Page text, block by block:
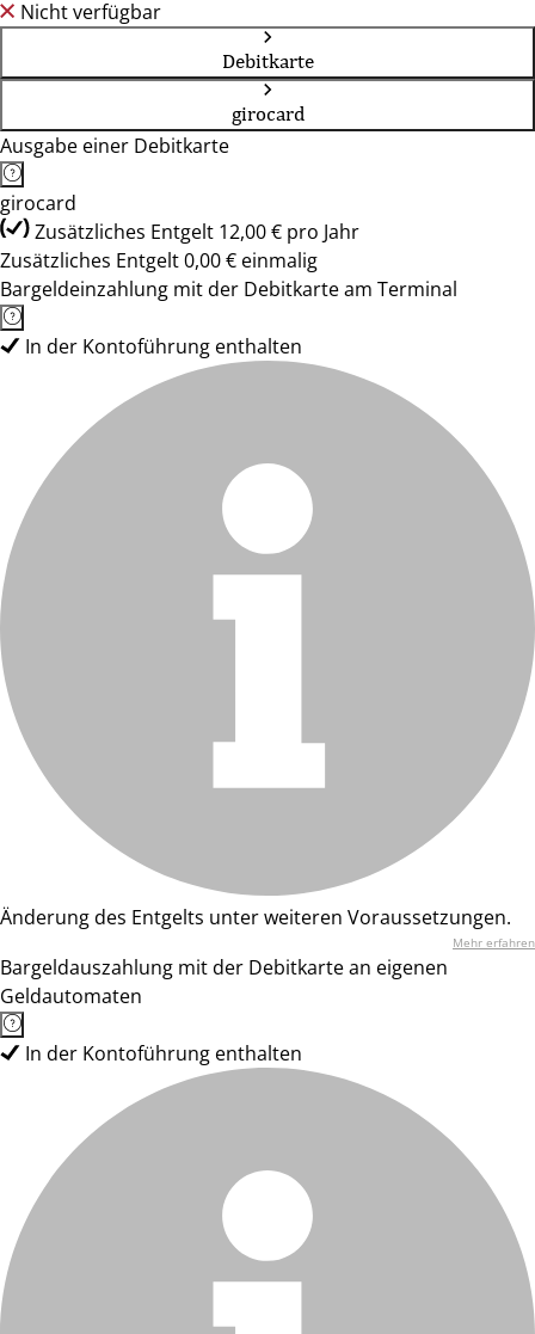
Nicht verfügbar
Debitkarte
girocard
Ausgabe einer Debitkarte
girocard
Zusätzliches Entgelt 12,00 € pro Jahr
Zusätzliches Entgelt 0,00 € einmalig
Bargeldeinzahlung mit der Debitkarte am Terminal
In der Kontoführung enthalten
Änderung des Entgelts unter weiteren Voraussetzungen.
Mehr erfahren
Bargeldauszahlung mit der Debitkarte an eigenen
Geldautomaten
In der Kontoführung enthalten